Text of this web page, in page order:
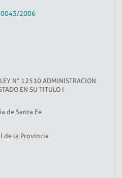
0043/2006
N° 12510 ADMINISTRACION
EN SU TITULO I
de Santa Fe
de la Provincia